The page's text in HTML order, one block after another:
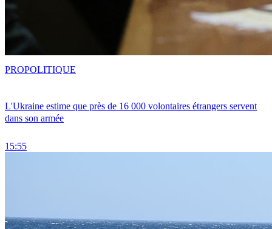
L'Ukraine estime que près de 16 000 volontaires étrangers servent
dans son armée
15:55
PROPOLITIQUE